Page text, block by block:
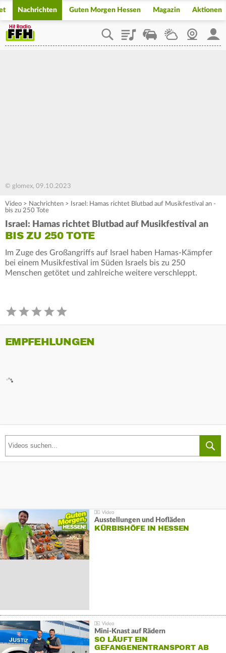
Nachrichten Guten Morgen Hessen Magazin Aktionen
PlaylistStaupilotWetterWebcam
© glomex, 09.10.2023
Video > Nachrichten >
Israel: Hamas richtet Blutbad auf Musikfestival an -
bis zu 250 Tote
Israel: Hamas richtet Blutbad auf Musikfestival an
BIS ZU 250 TOTE
Im Zuge des Großangriffs auf Israel haben Hamas-Kämpfer
bei einem Musikfestival im Süden Israels bis zu 250
Menschen getötet und zahlreiche weitere verschleppt.
EMPFEHLUNGEN
Ausstellungen und Hofläden
KÜRBISHÖFE IN HESSEN
Mini-Knast auf Rädern
SO LÄUFT EIN
GEFANGENENTRANSPORT AB